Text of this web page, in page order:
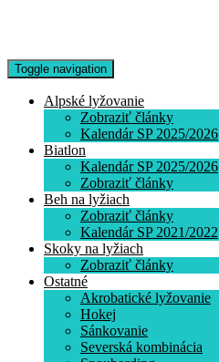
Toggle navigation
Alpské lyžovanie
Zobraziť články
Kalendár SP 2025/2026
Biatlon
Kalendár SP 2025/2026
Zobraziť články
Beh na lyžiach
Zobraziť články
Kalendár SP 2021/2022
Skoky na lyžiach
Zobraziť články
Ostatné
Akrobatické lyžovanie
Hokej
Sánkovanie
Severská kombinácia